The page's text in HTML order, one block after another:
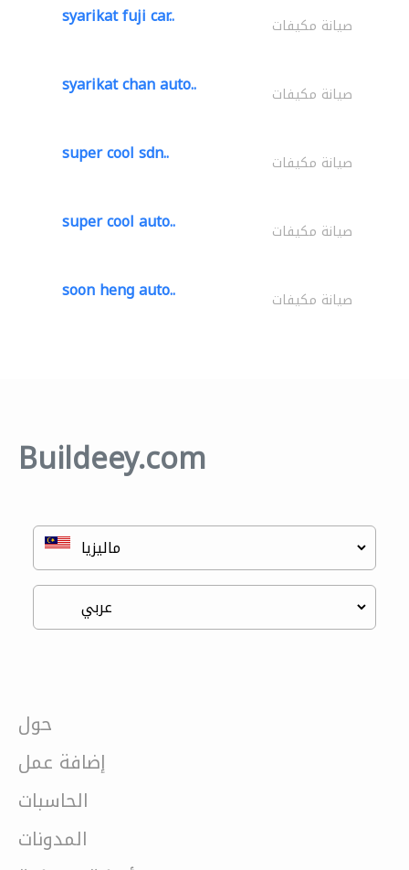
syarikat fuji car.. صيانة مكيفات
syarikat chan auto.. صيانة مكيفات
super cool sdn.. صيانة مكيفات
super cool auto.. صيانة مكيفات
soon heng auto.. صيانة مكيفات
Buildeey.com
حول
إضافة عمل
الحاسبات
المدونات